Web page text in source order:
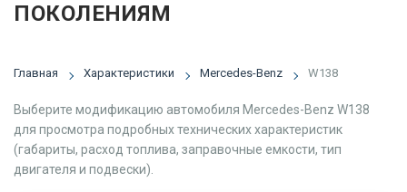
ПОКОЛЕНИЯМ
Главная Характеристики Mercedes-Benz W138
Выберите модификацию автомобиля Mercedes-Benz W138
для просмотра подробных технических характеристик
(габариты, расход топлива, заправочные емкости, тип
двигателя и подвески).